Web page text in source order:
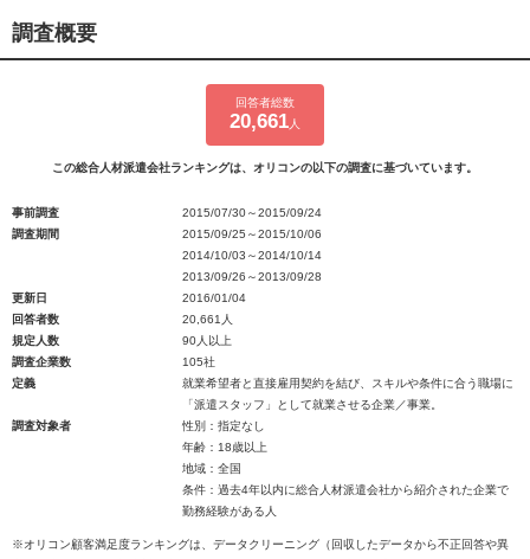
調査概要
回答者総数
20,661 人
この総合人材派遣会社ランキングは、オリコンの以下の調査に基づいています。
事前調査
2015/07/30～2015/09/24
調査期間
2015/09/25～2015/10/06
2014/10/03～2014/10/14
2013/09/26～2013/09/28
更新日
2016/01/04
回答者数
20,661人
規定人数
90人以上
調査企業数
105社
定義
就業希望者と直接雇用契約を結び、スキルや条件に合う職場に
「派遣スタッフ」として就業させる企業／事業。
調査対象者
性別：指定なし
年齢：18歳以上
地域：全国
条件：過去4年以内に総合人材派遣会社から紹介された企業で
勤務経験がある人
※オリコン顧客満足度ランキングは、データクリーニング（回収したデータから不正回答や異